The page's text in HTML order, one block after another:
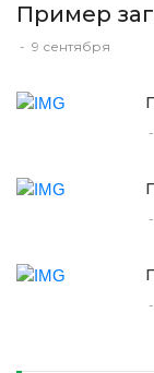
Пример
- 9 сентября
-
-
-